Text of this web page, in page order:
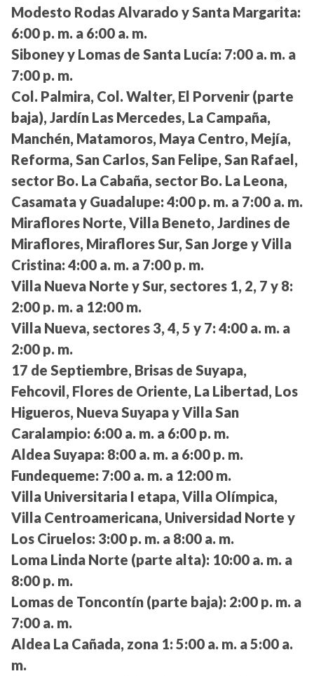
Modesto Rodas Alvarado y Santa Margarita:
6:00 p. m. a 6:00 a. m.
Siboney y Lomas de Santa Lucía: 7:00 a. m. a
7:00 p. m.
Col. Palmira, Col. Walter, El Porvenir (parte
baja), Jardín Las Mercedes, La Campaña,
Manchén, Matamoros, Maya Centro, Mejía,
Reforma, San Carlos, San Felipe, San Rafael,
sector Bo. La Cabaña, sector Bo. La Leona,
Casamata y Guadalupe: 4:00 p. m. a 7:00 a. m.
Miraflores Norte, Villa Beneto, Jardines de
Miraflores, Miraflores Sur, San Jorge y Villa
Cristina: 4:00 a. m. a 7:00 p. m.
Villa Nueva Norte y Sur, sectores 1, 2, 7 y 8:
2:00 p. m. a 12:00 m.
Villa Nueva, sectores 3, 4, 5 y 7: 4:00 a. m. a
2:00 p. m.
17 de Septiembre, Brisas de Suyapa,
Fehcovil, Flores de Oriente, La Libertad, Los
Higueros, Nueva Suyapa y Villa San
Caralampio: 6:00 a. m. a 6:00 p. m.
Aldea Suyapa: 8:00 a. m. a 6:00 p. m.
Fundequeme: 7:00 a. m. a 12:00 m.
Villa Universitaria I etapa, Villa Olímpica,
Villa Centroamericana, Universidad Norte y
Los Ciruelos: 3:00 p. m. a 8:00 a. m.
Loma Linda Norte (parte alta): 10:00 a. m. a
8:00 p. m.
Lomas de Toncontín (parte baja): 2:00 p. m. a
7:00 a. m.
Aldea La Cañada, zona 1: 5:00 a. m. a 5:00 a.
m.